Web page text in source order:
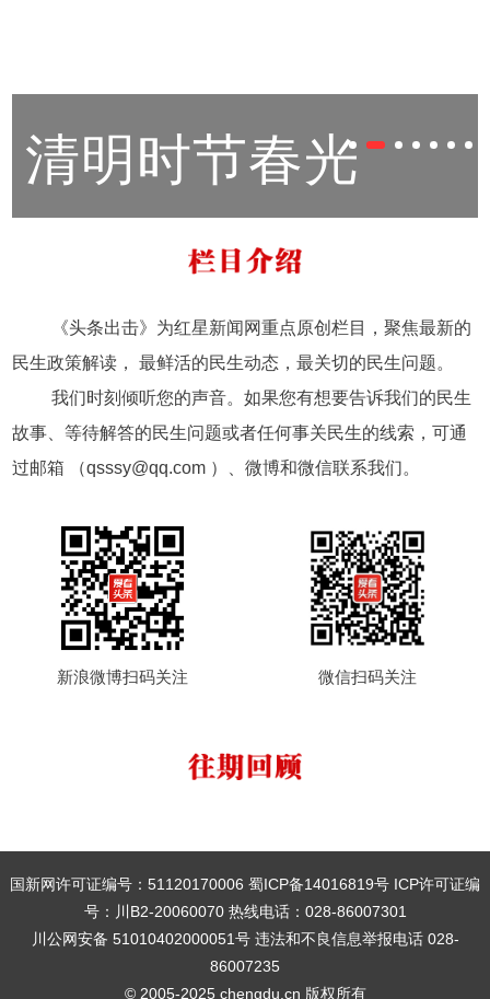
运量再创新高
清明时节春光
美 正是踏青赏
花时
《头条出击》为红星新闻网重点原创栏目，聚焦最新的
民生政策解读， 最鲜活的民生动态，最关切的民生问题。
我们时刻倾听您的声音。如果您有想要告诉我们的民生
故事、等待解答的民生问题或者任何事关民生的线索，可通
过邮箱 （qsssy@qq.com ）、微博和微信联系我们。
新浪微博扫码关注 微信扫码关注
国新网许可证编号：51120170006 蜀ICP备14016819号 ICP许可证编
号：川B2-20060070 热线电话：028-86007301
川公网安备 51010402000051号 违法和不良信息举报电话 028-
86007235
© 2005-2025 chengdu.cn 版权所有